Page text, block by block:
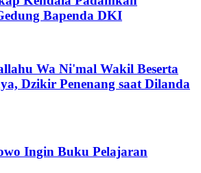
Bapenda DKI
Wa Ni'mal Wakil Beserta
Dzikir Penenang saat Dilanda
Ingin Buku Pelajaran